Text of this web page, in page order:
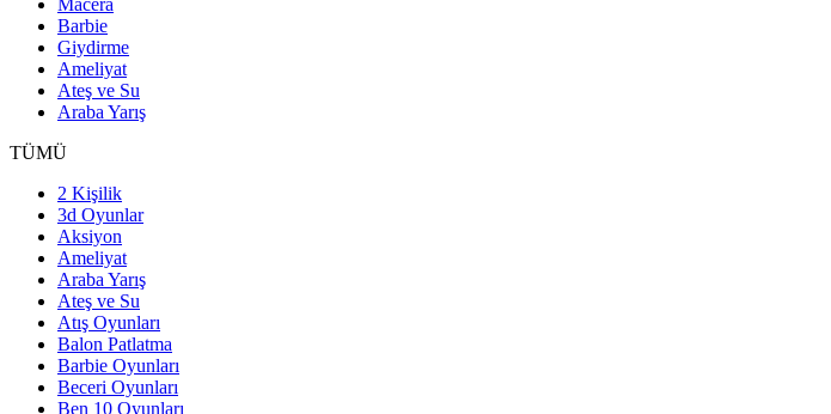
Macera
Barbie
Giydirme
Ameliyat
Ateş ve Su
Araba Yarış
TÜMÜ
2 Kişilik
3d Oyunlar
Aksiyon
Ameliyat
Araba Yarış
Ateş ve Su
Atış Oyunları
Balon Patlatma
Barbie Oyunları
Beceri Oyunları
Ben 10 Oyunları